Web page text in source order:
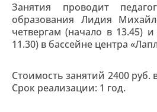
Занятия проводит
образования Лидия
четвергам (начало в 13.45)
11.30) в бассейне центра
Стоимость занятий 2400 руб.
Срок реализации: 1 год.